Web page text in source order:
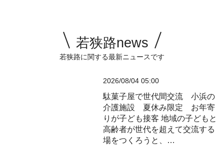
若狭路news
若狭路に関する最新ニュースです
2026/08/04 05:00
駄菓子屋で世代間交流 小浜の
介護施設 夏休み限定 お年寄
りが子ども接客 地域の子どもと
高齢者が世代を超えて交流する
場をつくろうと、…